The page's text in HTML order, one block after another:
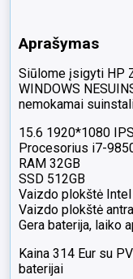
Max-
35%
Aprašymas
Siūlome įsigyti HP
WINDOWS
nemokamai
15.6 1920*1080
Procesorius i7-
RAM 32GB
SSD 512GB
Vaizdo plokštė Intel
Vaizdo plokštė
Gera baterija, laiko
Kaina 314 Eur su
baterijai